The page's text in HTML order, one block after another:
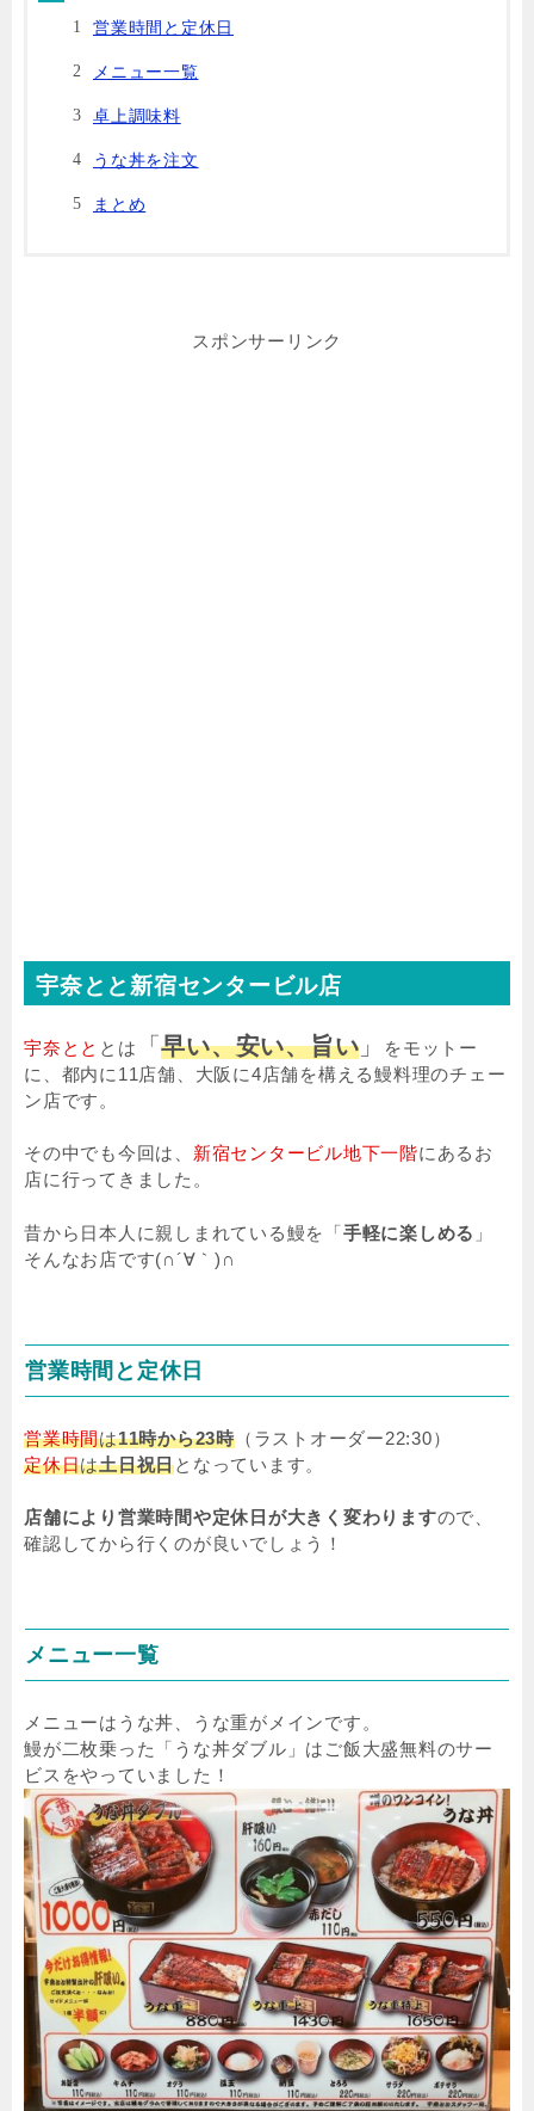
営業時間と定休日
メニュー一覧
卓上調味料
うな丼を注文
まとめ
スポンサーリンク
宇奈とと新宿センタービル店
宇奈とと とは 「早い、安い、旨い 」
をモットー
に、都内に11店舗、大阪に4店舗を構える鰻料理のチェー
ン店です。
その中でも今回は、 新宿センタービル地下一階にあるお
店に行ってきました。
昔から日本人に親しまれている鰻を「手軽に楽しめる 」
そんなお店です(∩´∀｀)∩
営業時間と定休日
営業時間は11時から23時（ラストオーダー22:30）
定休日は土日祝日となっています。
店舗により営業時間や定休日が大きく変わりますので、
確認してから行くのが良いでしょう！
メニュー一覧
メニューはうな丼、うな重がメインです。
鰻が二枚乗った「うな丼ダブル」はご飯大盛無料のサー
ビスをやっていました！